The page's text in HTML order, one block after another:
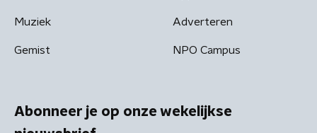
Muziek
Gemist
Adverteren
NPO Campus
Abonneer je op onze wekelijkse